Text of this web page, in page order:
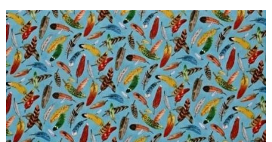
je
0,0
z
5
hvězdiček.